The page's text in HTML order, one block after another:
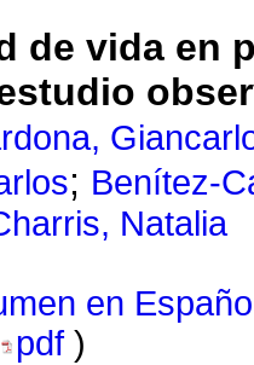
de vida en
; Benítez-
Natalia
en
pdf )